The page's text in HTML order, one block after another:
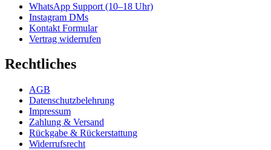
WhatsApp Support (10–18 Uhr)
Instagram DMs
Kontakt Formular
Vertrag widerrufen
Rechtliches
AGB
Datenschutzbelehrung
Impressum
Zahlung & Versand
Rückgabe & Rückerstattung
Widerrufsrecht